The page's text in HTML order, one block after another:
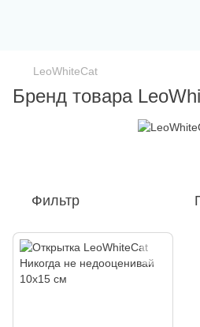
LeoWhiteCat
Бренд товара
Фильтр